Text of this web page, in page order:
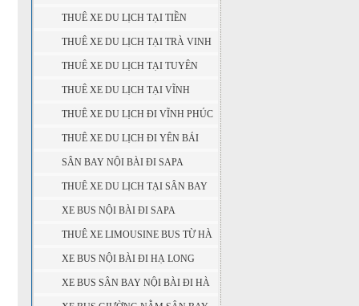
THIÊN - HUẾ
THUÊ XE DU LỊCH TẠI TIỀN
GIANG
THUÊ XE DU LỊCH TẠI TRÀ VINH
THUÊ XE DU LỊCH TẠI TUYÊN
QUANG
THUÊ XE DU LỊCH TẠI VĨNH
LONG
THUÊ XE DU LỊCH ĐI VĨNH PHÚC
THUÊ XE DU LỊCH ĐI YÊN BÁI
SÂN BAY NỘI BÀI ĐI SAPA
THUÊ XE DU LỊCH TẠI SÂN BAY
NỘI BÀI
XE BUS NỘI BÀI ĐI SAPA
THUÊ XE LIMOUSINE BUS TỪ HÀ
NỘI ( SÂN BAY NỘI BÀI ) ĐI SAPA
XE BUS NỘI BÀI ĐI HẠ LONG
XE BUS SÂN BAY NỘI BÀI ĐI HÀ
GIANG